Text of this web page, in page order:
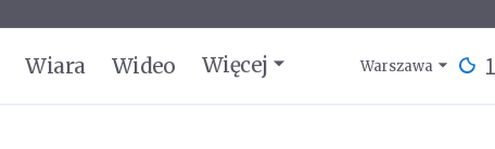
Wiara Wideo Więcej Warszawa